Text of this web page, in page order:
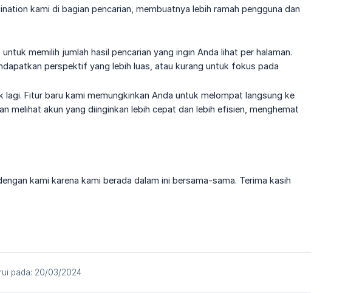
kami di bagian pencarian, membuatnya lebih ramah pengguna dan
memilih jumlah hasil pencarian yang ingin Anda lihat per halaman.
perspektif yang lebih luas, atau kurang untuk fokus pada
lagi. Fitur baru kami memungkinkan Anda untuk melompat langsung ke
melihat akun yang diinginkan lebih cepat dan lebih efisien, menghemat
kami karena kami berada dalam ini bersama-sama. Terima kasih
pada: 20/03/2024